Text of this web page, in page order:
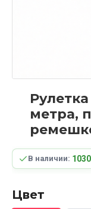
метра,
В наличии: 1030
Цвет